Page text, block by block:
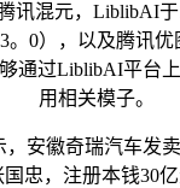
混元，LiblibAI于
。0），以及腾讯
通过LiblibAI平台
用相关模子。
徽奇瑞汽车发卖
忠，注册本钱30